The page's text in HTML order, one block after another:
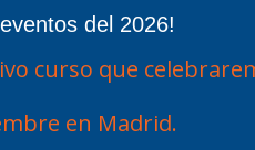
del 2026!
curso que
en Madrid.